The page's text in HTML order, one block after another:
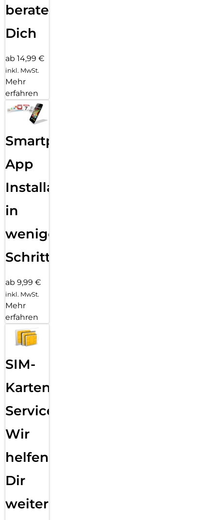
beraten
Dich
ab 14,99 €
inkl. MwSt.
Mehr
erfahren
Smartphone
App
Installation
in
wenigen
Schritten
ab 9,99 €
inkl. MwSt.
Mehr
erfahren
SIM-
Karten
Service:
Wir
helfen
Dir
weiter